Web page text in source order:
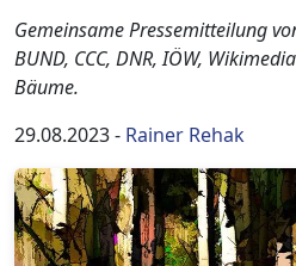
Gemeinsame Pressemitteilung
BUND, CCC, DNR, IÖW,
Bäume.
29.08.2023- Rainer Rehak